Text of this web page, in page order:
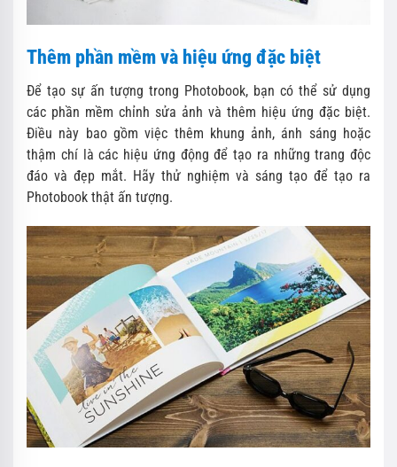
Thêm phần mềm và hiệu ứng đặc biệt
Để tạo sự ấn tượng trong Photobook, bạn có thể sử dụng
các phần mềm chỉnh sửa ảnh và thêm hiệu ứng đặc biệt.
Điều này bao gồm việc thêm khung ảnh, ánh sáng hoặc
thậm chí là các hiệu ứng động để tạo ra những trang độc
đáo và đẹp mắt. Hãy thử nghiệm và sáng tạo để tạo ra
Photobook thật ấn tượng.